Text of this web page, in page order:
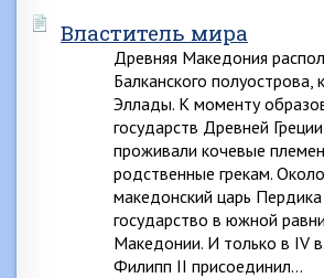
Властитель мира
Древняя Македония
Балканского полуострова,
Эллады. К моменту
государств Древней
проживали кочевые
родственные грекам.
македонский царь
государство в южной
Македонии. И только в IV
Филипп II присоединил…